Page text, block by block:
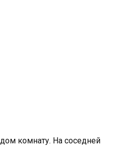
комнату. На соседней